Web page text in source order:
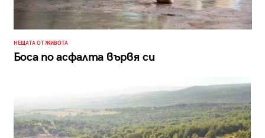
НЕЩАТА ОТ ЖИВОТА
Босa по асфалта вървя си